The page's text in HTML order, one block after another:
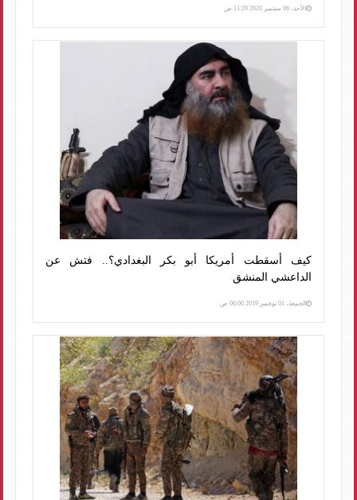
الأحد، 06 سبتمبر 2020 11:29 ص
كيف أسقطت أمريكا أبو بكر البغدادي؟.. فتش عن
الداعشي المنشق
الجمعة، 01 نوفمبر 2019 06:00 ص